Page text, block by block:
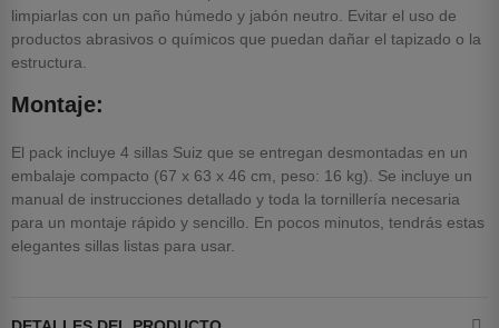
limpiarlas con un paño húmedo y jabón neutro. Evitar el uso de
productos abrasivos o químicos que puedan dañar el tapizado o la
estructura.
Montaje:
El pack incluye 4 sillas Suiz que se entregan desmontadas en un
embalaje compacto (67 x 63 x 46 cm, peso: 16 kg). Se incluye un
manual de instrucciones detallado y toda la tornillería necesaria
para un montaje rápido y sencillo. En pocos minutos, tendrás estas
elegantes sillas listas para usar.